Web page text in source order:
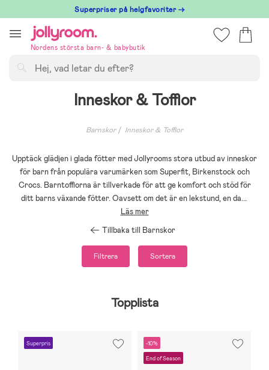
till
innehållet
Superpriser på helgfavoriter →
Nordens största barn- & babybutik
Inneskor & Tofflor
Barnskor Inneskor & Tofflor
Upptäck glädjen i glada fötter med Jollyrooms stora utbud av inneskor
för barn från populära varumärken som Superfit, Birkenstock och
Crocs. Barntofflorna är tillverkade för att ge komfort och stöd för
ditt barns växande fötter. Oavsett om det är en lekstund, en da...
Läs mer
Tillbaka till Barnskor
Filtrera Sortera
Topplista
Superpris -10%
End of Season